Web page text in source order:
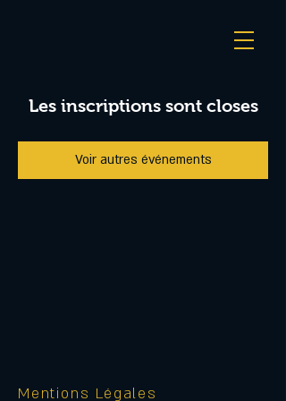
Les inscriptions sont closes
Voir autres événements
Mentions Légales